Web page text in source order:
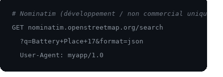
# Nominatim (développement / non commercial
GET nominatim.openstreetmap.org/search
  ?q=Battery+Place+17&format=json
  User-Agent: myapp/1.0